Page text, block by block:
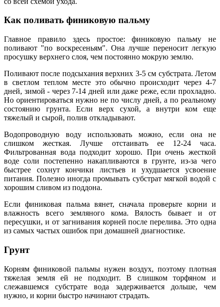
Как поливать финиковую пальму
Главное правило здесь простое: финиковую пальму не
поливают "по воскресеньям". Она лучше переносит легкую
просушку верхнего слоя, чем постоянно мокрую землю.
Поливают после подсыхания верхних 3-5 см субстрата. Летом
в светлом теплом месте это обычно происходит через 4-7
дней, зимой - через 7-14 дней или даже реже, если прохладно.
Но ориентироваться нужно не по числу дней, а по реальному
состоянию грунта. Если верх сухой, а внутри ком еще
тяжелый и сырой, полив откладывают.
Водопроводную воду использовать можно, если она не
слишком жесткая. Лучше отстаивать ее 12-24 часа.
Фильтрованная вода подходит хорошо. При очень жесткой
воде соли постепенно накапливаются в грунте, из-за чего
быстрее сохнут кончики листьев и ухудшается усвоение
питания. Полезно иногда промывать субстрат мягкой водой с
хорошим сливом из поддона.
Если финиковая пальма вянет, сначала проверьте корни и
влажность всего земляного кома. Вялость бывает и от
пересушки, и от загнивания корней после перелива. Это одна
из самых частых ошибок при домашней диагностике.
Грунт
Корням финиковой пальмы нужен воздух, поэтому плотная
тяжелая земля ей не подходит. В слишком торфяном и
слежавшемся субстрате вода задерживается дольше, чем
нужно, и корни быстро начинают страдать.